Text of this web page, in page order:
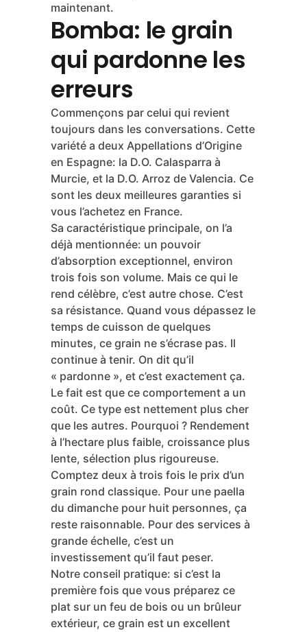
maintenant.
Bomba: le grain
qui pardonne les
erreurs
Commençons par celui qui revient
toujours dans les conversations. Cette
variété a deux Appellations d’Origine
en Espagne: la D.O. Calasparra à
Murcie, et la D.O. Arroz de Valencia. Ce
sont les deux meilleures garanties si
vous l’achetez en France.
Sa caractéristique principale, on l’a
déjà mentionnée: un pouvoir
d’absorption exceptionnel, environ
trois fois son volume. Mais ce qui le
rend célèbre, c’est autre chose. C’est
sa résistance. Quand vous dépassez le
temps de cuisson de quelques
minutes, ce grain ne s’écrase pas. Il
continue à tenir. On dit qu’il
« pardonne », et c’est exactement ça.
Le fait est que ce comportement a un
coût. Ce type est nettement plus cher
que les autres. Pourquoi ? Rendement
à l’hectare plus faible, croissance plus
lente, sélection plus rigoureuse.
Comptez deux à trois fois le prix d’un
grain rond classique. Pour une paella
du dimanche pour huit personnes, ça
reste raisonnable. Pour des services à
grande échelle, c’est un
investissement qu’il faut peser.
Notre conseil pratique: si c’est la
première fois que vous préparez ce
plat sur un feu de bois ou un brûleur
extérieur, ce grain est un excellent